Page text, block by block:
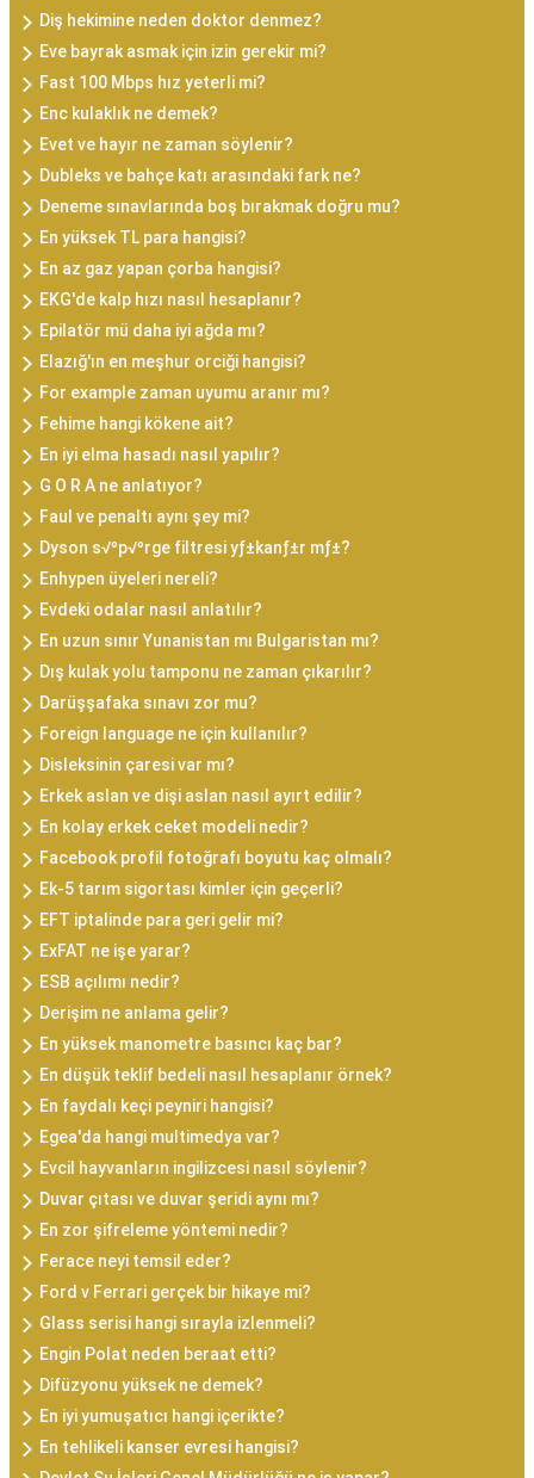
Diş hekimine neden doktor denmez?
Eve bayrak asmak için izin gerekir mi?
Fast 100 Mbps hız yeterli mi?
Enc kulaklık ne demek?
Evet ve hayır ne zaman söylenir?
Dubleks ve bahçe katı arasındaki fark ne?
Deneme sınavlarında boş bırakmak doğru mu?
En yüksek TL para hangisi?
En az gaz yapan çorba hangisi?
EKG'de kalp hızı nasıl hesaplanır?
Epilatör mü daha iyi ağda mı?
Elazığ'ın en meşhur orciği hangisi?
For example zaman uyumu aranır mı?
Fehime hangi kökene ait?
En iyi elma hasadı nasıl yapılır?
G O R A ne anlatıyor?
Faul ve penaltı aynı şey mi?
Dyson s√ºp√ºrge filtresi yƒ±kanƒ±r mƒ±?
Enhypen üyeleri nereli?
Evdeki odalar nasıl anlatılır?
En uzun sınır Yunanistan mı Bulgaristan mı?
Dış kulak yolu tamponu ne zaman çıkarılır?
Darüşşafaka sınavı zor mu?
Foreign language ne için kullanılır?
Disleksinin çaresi var mı?
Erkek aslan ve dişi aslan nasıl ayırt edilir?
En kolay erkek ceket modeli nedir?
Facebook profil fotoğrafı boyutu kaç olmalı?
Ek-5 tarım sigortası kimler için geçerli?
EFT iptalinde para geri gelir mi?
ExFAT ne işe yarar?
ESB açılımı nedir?
Derişim ne anlama gelir?
En yüksek manometre basıncı kaç bar?
En düşük teklif bedeli nasıl hesaplanır örnek?
En faydalı keçi peyniri hangisi?
Egea'da hangi multimedya var?
Evcil hayvanların ingilizcesi nasıl söylenir?
Duvar çıtası ve duvar şeridi aynı mı?
En zor şifreleme yöntemi nedir?
Ferace neyi temsil eder?
Ford v Ferrari gerçek bir hikaye mi?
Glass serisi hangi sırayla izlenmeli?
Engin Polat neden beraat etti?
Difüzyonu yüksek ne demek?
En iyi yumuşatıcı hangi içerikte?
En tehlikeli kanser evresi hangisi?